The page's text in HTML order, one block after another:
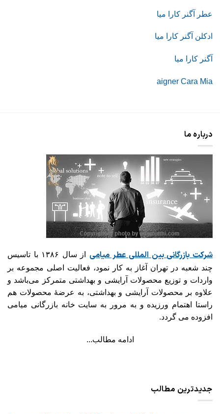
عطر آگنر کارا میا
ادکلن آگنر کارا میا
آگنر کارا میا
aigner Cara Mia
درباره ما
شرکت بازرگانیبین المللی عطر میامی
از سال ۱۳۸۶ با تاسیس
چند شعبه در تهران آغاز به کار نمود، فعالیت اصلی مجموعه بر
واردات و توزیع محصولات آرایشی و بهداشتی متمرکز می‌باشد و
علاوه بر محصولات آرایشی و بهداشتی، به عرضهٔ محصولات هم
راستا اهتمام ورزیده و به مرور به سایت خانه بازرگانی میامی
افزوده می گردد.
ادامه مطالب...
جدیدترین مطالب